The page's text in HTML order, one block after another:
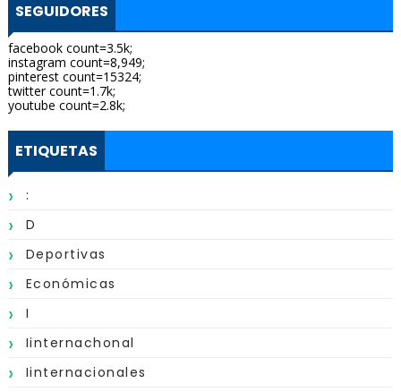
SEGUIDORES
facebook count=3.5k;
instagram count=8,949;
pinterest count=15324;
twitter count=1.7k;
youtube count=2.8k;
ETIQUETAS
:
D
Deportivas
Económicas
I
Iinternachonal
Iinternacionales